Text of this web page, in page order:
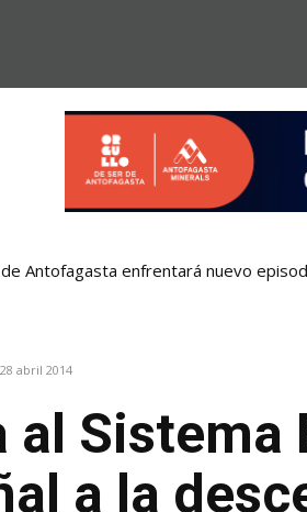
Antofagasta enfrentará nuevo
28 abril 2014
al Sistema
a la